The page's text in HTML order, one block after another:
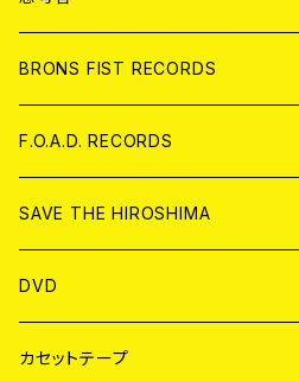
アパレル
ANALOG
BRONS FIST RECORDS
CD
ANALOG
F.O.A.D. RECORDS
CD
ANALOG
SAVE THE HIROSHIMA
アパレル
BADGE
DVD
JAPAN
カセットテープ